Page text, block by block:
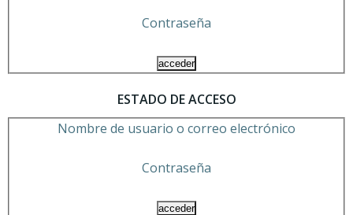
Contraseña
ESTADO DE ACCESO
Nombre de usuario o correo electrónico
Contraseña